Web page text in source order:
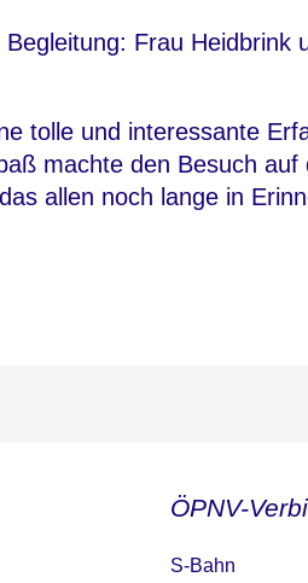
Frau Heidbrink
tolle und interessante
machte den Besuch
allen noch lange in
ÖPNV-
S-Bahn